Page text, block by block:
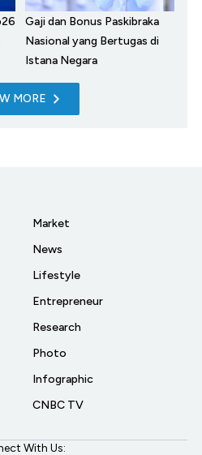
Gaji dan Bonus Paskibraka
Nasional yang Bertugas di
Istana Negara
MORE
Market
News
Lifestyle
Entrepreneur
Research
Photo
Infographic
CNBC TV
With Us: